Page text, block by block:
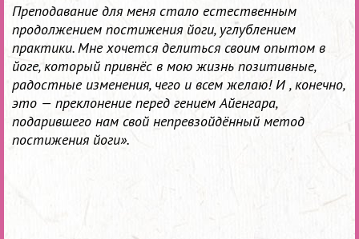
Преподавание для меня стало естественным
продолжением постижения йоги, углублением
практики. Мне хочется делиться своим опытом в
йоге, который привнёс в мою жизнь позитивные,
радостные изменения, чего и всем желаю! И , конечно,
это — преклонение перед гением Айенгара,
подарившего нам свой непревзойдённый метод
постижения йоги».